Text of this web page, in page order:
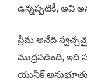
ఉన్నప్పటికీ, అవి
ప్రేమ అనేది
ముద్రపడింది,
యునీక్